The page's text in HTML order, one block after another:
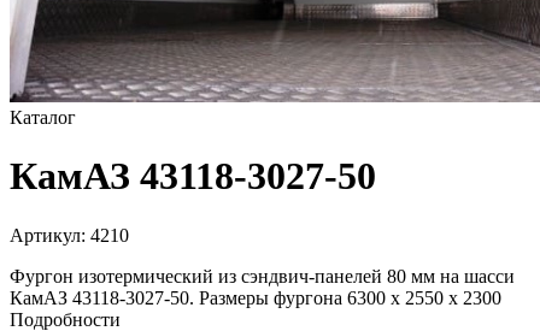
Каталог
КамАЗ 43118-3027-50
Артикул: 4210
Фургон изотермический из сэндвич-панелей 80 мм на шасси
КамАЗ 43118-3027-50. Размеры фургона 6300 х 2550 х 2300
Подробности